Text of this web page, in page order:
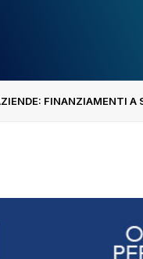
FINANZIAMENTI